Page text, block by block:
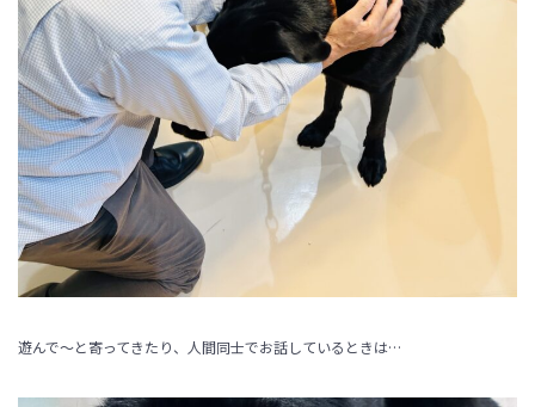
遊んで～と寄ってきたり、人間同士でお話しているときは…